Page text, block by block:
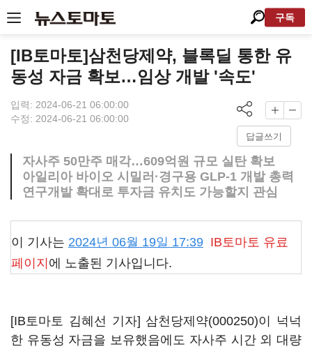
구독
[IB토마토]삼천당제약, 블록딜 통한 유
동성 자금 확보…임상 개발 '속도'
입력: 2024-06-21 06:00:00
수정: 2024-06-21 06:00:00
답글쓰기
자사주 50만주 매각…609억원 규모 실탄 확보
아일리아 바이오 시밀러·경구용 GLP-1 개발 총력
연구개발 확대로 투자금 유치도 가능할지 관심
이 기사는 2024년 06월 19일 17:39 IB토마토 유료
페이지 에 노출된 기사입니다.
[IB토마토 김혜선 기자] 삼천당제약(000250)이 넉넉
한 유동성 자금을 보유했음에도 자사주 시간 외 대량